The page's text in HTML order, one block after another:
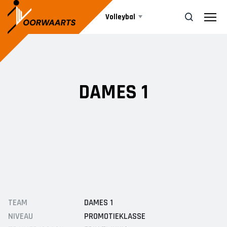
Volleybal
HEREN
Beachvolleybal
Informatie
DAMES 1
TEAM
DAMES 1
NIVEAU
PROMOTIEKLASSE